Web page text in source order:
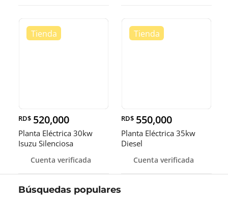
RD$ 520,000
Planta Eléctrica 30kw
Isuzu Silenciosa
Cuenta verificada
RD$ 550,000
Planta Eléctrica 35kw
Diesel
Cuenta verificada
Búsquedas populares